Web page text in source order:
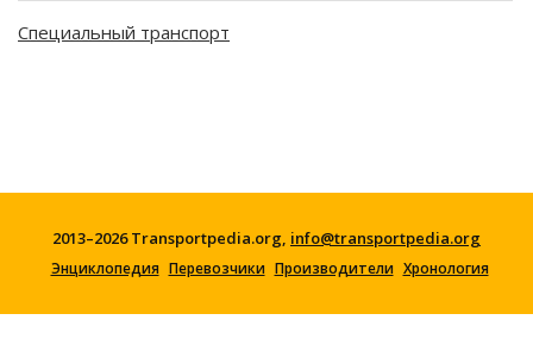
Специальный транспорт
2013–2026 Transportpedia.org, info@transportpedia.org
Энциклопедия Перевозчики Производители Хронология